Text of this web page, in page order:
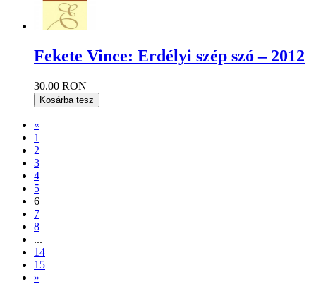
Fekete Vince: Erdélyi szép szó – 2012
30.00 RON
Kosárba tesz
«
1
2
3
4
5
6
7
8
...
14
15
»